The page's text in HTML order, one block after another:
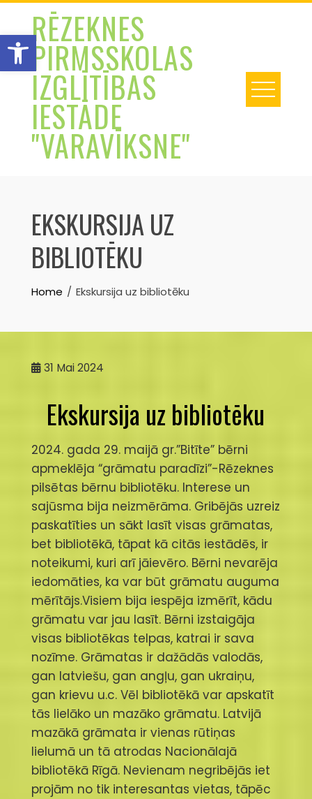
Open toolbar
Skip
contentRĒZEKNES
PIRMSSKOLAS
IZGLĪTĪBAS
IESTĀDE
"VARAVĪKSNE"
EKSKURSIJA UZ
BIBLIOTĒKU
Home Ekskursija uz bibliotēku
31 Mai 2024
Ekskursija uz bibliotēku
2024. gada 29. maijā gr.”Bitīte” bērni
apmeklēja “grāmatu paradīzi”-Rēzeknes
pilsētas bērnu bibliotēku. Interese un
sajūsma bija neizmērāma. Gribējās uzreiz
paskatīties un sākt lasīt visas grāmatas,
bet bibliotēkā, tāpat kā citās iestādēs, ir
noteikumi, kuri arī jāievēro. Bērni nevarēja
iedomāties, ka var būt grāmatu auguma
mērītājs.Visiem bija iespēja izmērīt, kādu
grāmatu var jau lasīt. Bērni izstaigāja
visas bibliotēkas telpas, katrai ir sava
nozīme. Grāmatas ir dažādās valodās,
gan latviešu, gan angļu, gan ukraiņu,
gan krievu u.c. Vēl bibliotēkā var apskatīt
tās lielāko un mazāko grāmatu. Latvijā
mazākā grāmata ir vienas rūtiņas
lielumā un tā atrodas Nacionālajā
bibliotēkā Rīgā. Nevienam negribējās iet
projām no tik interesantas vietas, tāpēc